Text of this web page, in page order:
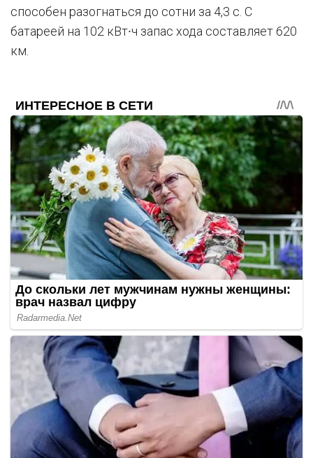
способен разогнаться до сотни за 4,3 с. С
батареей на 102 кВт∙ч запас хода составляет 620
км.